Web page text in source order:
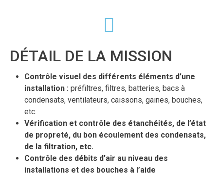
DÉTAIL DE LA MISSION
Contrôle visuel des différents éléments d’une
installation : préfiltres, filtres, batteries, bacs à
condensats, ventilateurs, caissons, gaines, bouches,
etc.
Vérification et contrôle des étanchéités, de l’état
de propreté, du bon écoulement des condensats,
de la filtration, etc.
Contrôle des débits d’air au niveau des
installations et des bouches à l’aide